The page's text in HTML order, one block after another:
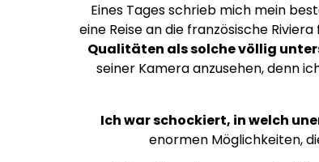
Eines Tages schrieb mich mein
eine Reise an die französische
Qualitäten als solche völlig
seiner Kamera anzusehen, denn
Ich war schockiert, in welch
enormen Möglichkeiten,